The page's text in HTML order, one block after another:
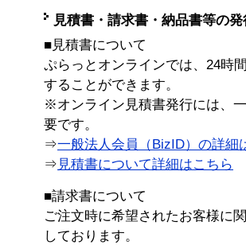
見積書・請求書・納品書等の
■見積書について
ぷらっとオンラインでは、24時
することができます。
※オンライン見積書発行には、
要です。
⇒一般法人会員（BizID）の詳細
⇒ 見積書について詳細はこちら
■請求書について
ご注文時に希望されたお客様に
しております。